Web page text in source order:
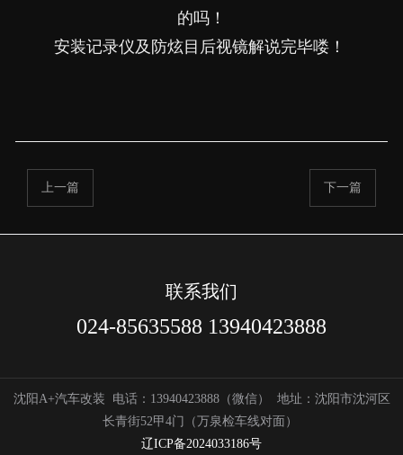
的吗！
安装记录仪及防炫目后视镜解说完毕喽！
上一篇 下一篇
联系我们
024-85635588 13940423888
沈阳A+汽车改装 电话：13940423888（微信）
地址：沈阳市沈河区
长青街52甲4门（万泉检车线对面）
辽ICP备2024033186号